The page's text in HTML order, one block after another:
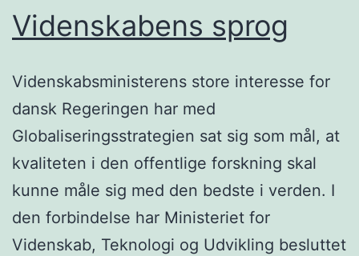
Videnskabens sprog
Videnskabsministerens store interesse for
dansk Regeringen har med
Globaliseringsstrategien sat sig som mål, at
kvaliteten i den offentlige forskning skal
kunne måle sig med den bedste i verden. I
den forbindelse har Ministeriet for
Videnskab, Teknologi og Udvikling besluttet